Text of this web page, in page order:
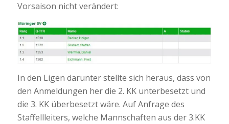
Vorsaison nicht verändert:
In den Ligen darunter stellte sich heraus, dass von
den Anmeldungen her die 2. KK unterbesetzt und
die 3. KK überbesetzt wäre. Auf Anfrage des
Staffellleiters, welche Mannschaften aus der 3.KK